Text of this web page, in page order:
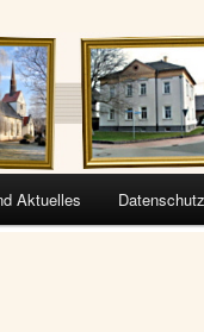
Aktuelles